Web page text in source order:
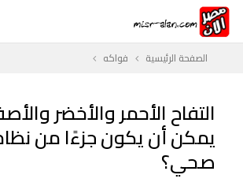
الصفحة الرئيسية فواكه
التفاح الأحمر والأخضر
يمكن أن يكون جزءًا من
صحي؟